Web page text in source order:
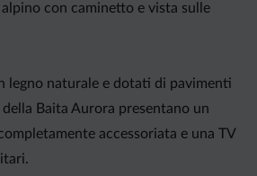
con caminetto e vista sulle
legno naturale e dotati di pavimenti
Baita Aurora presentano un
accessoriata e una TV